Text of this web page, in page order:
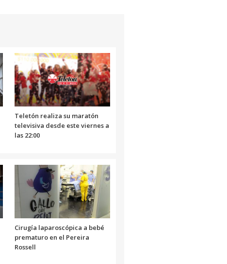
disminuir
el
volumen.
Teletón realiza su maratón
televisiva desde este viernes a
las 22:00
Cirugía laparoscópica a bebé
prematuro en el Pereira
Rossell